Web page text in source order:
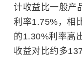
计收益比一般产
利率1.75%，相
的1.30%利率高
收益对比约多